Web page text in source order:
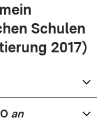
Schulen
2017)
an